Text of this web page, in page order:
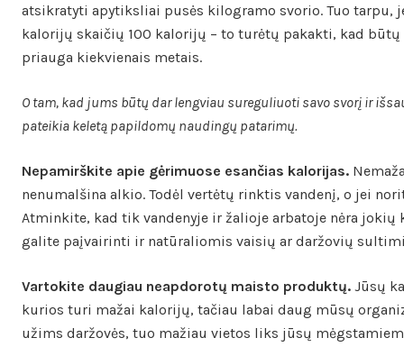
atsikratyti apytiksliai pusės kilogramo svorio. Tuo
kalorijų skaičių 100 kalorijų – to turėtų pakakti, kad
priauga kiekvienais metais.
O tam, kad jums būtų dar lengviau sureguliuoti savo svorį ir
pateikia keletą papildomų naudingų patarimų.
Nepamirškite apie gėrimuose esančias kalorijas.
nenumalšina alkio. Todėl vertėtų rinktis vandenį, o jei
Atminkite, kad tik vandenyje ir žalioje arbatoje nėra
galite paįvairinti ir natūraliomis vaisių ar daržovių
Vartokite daugiau neapdorotų maisto produktų. Jūsų
kurios turi mažai kalorijų, tačiau labai daug mūsų
užims daržovės, tuo mažiau vietos liks jūsų